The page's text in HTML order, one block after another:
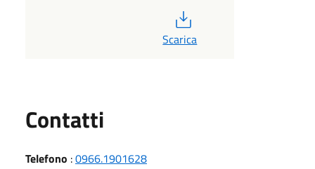
Scarica
Contatti
Telefono :0966.1901628